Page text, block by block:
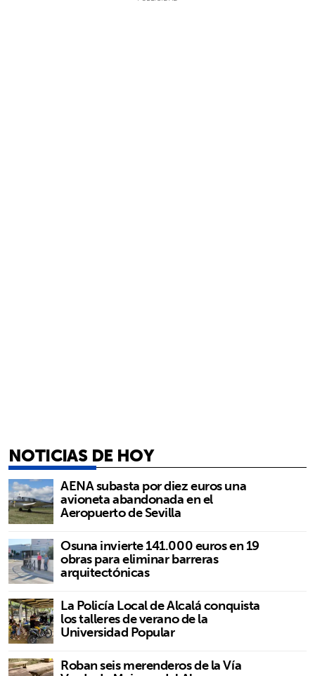
NOTICIAS DE HOY
AENA subasta por diez euros una
avioneta abandonada en el
Aeropuerto de Sevilla
Osuna invierte 141.000 euros en 19
obras para eliminar barreras
arquitectónicas
La Policía Local de Alcalá conquista
los talleres de verano de la
Universidad Popular
Roban seis merenderos de la Vía